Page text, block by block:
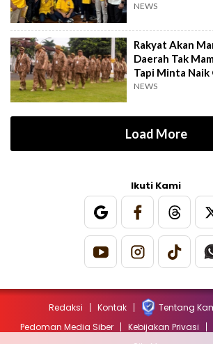
NEWS
Rakyat Akan
Daerah Tak
Tapi Minta Naik
NEWS
Load More
Ikuti Kami
Redaksi Kontak Tentang
Pedoman Media Siber
Kebijakan Privasi